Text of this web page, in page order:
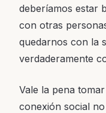
deberíamos estar
con otras
quedarnos con la
verdaderamente
Vale la pena
conexión social